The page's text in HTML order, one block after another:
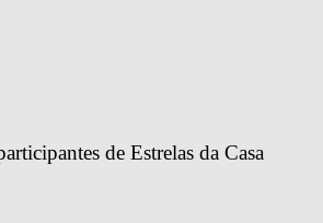
de Estrelas da Casa